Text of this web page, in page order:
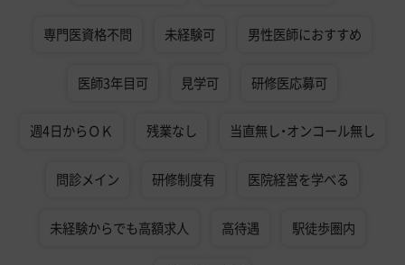
専門医資格不問 未経験可 男性医師におすすめ
医師3年目可 見学可 研修医応募可
週4日からＯＫ 残業なし 当直無し・オンコール無し
問診メイン 研修制度有 医院経営を学べる
未経験からでも高額求人 高待遇 駅徒歩圏内